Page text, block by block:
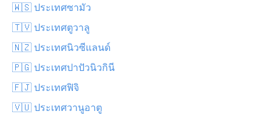
🇼🇸 ประเทศซามัว
🇹🇻 ประเทศตูวาลู
🇳🇿 ประเทศนิวซีแลนด์
🇵🇬 ประเทศปาปัวนิวกินี
🇫🇯 ประเทศฟิจิ
🇻🇺 ประเทศวานูอาตู